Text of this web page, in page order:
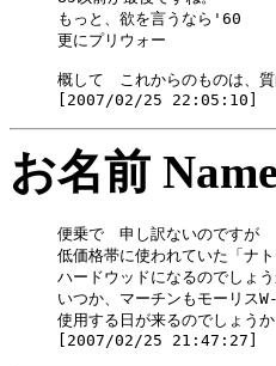
もっと、欲を言うなら'60
更にプリウォー
概して　これからのものは、
お名前 Name
便乗で　申し訳ないのですが
低価格帯に使われていた「ナ
ハードウッドになるのでしょう
いつか、マーチンもモーリス
使用する日が来るのでしょうか